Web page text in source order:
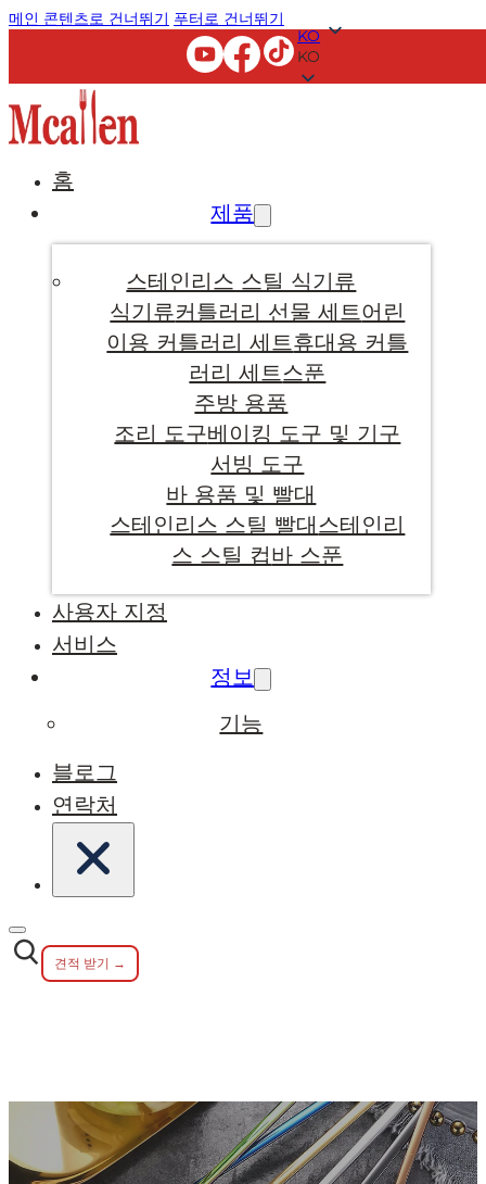
메인 콘텐츠로 건너뛰기 푸터로 건너뛰기
KO
KO
홈
제품
스테인리스 스틸 식기류
식기류커틀러리 선물 세트어린
이용 커틀러리 세트휴대용 커틀
러리 세트스푼
주방 용품
조리 도구베이킹 도구 및 기구
서빙 도구
바 용품 및 빨대
스테인리스 스틸 빨대 스테인리
스 스틸 컵바 스푼
사용자 지정
서비스
정보
기능
블로그
연락처
견적 받기 →